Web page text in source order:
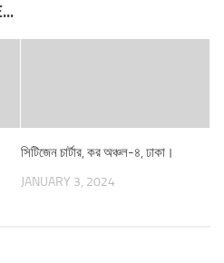
সিটিজেন চার্টার, কর অঞ্চল-৪, ঢাকা।
JANUARY 3, 2024